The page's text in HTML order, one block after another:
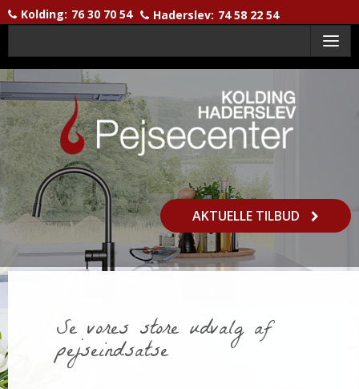
Kolding: 76 30 70 54 Haderslev: 74 58 22 54
Menu
AKTUELLE TILBUD
Se vores store udvalg af
pejseindsatse